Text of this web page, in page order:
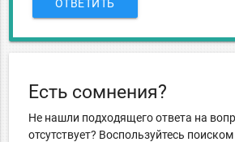
ОТВЕТИТЬ
Есть сомнения?
Не нашли подходящего ответа на
отсутствует? Воспользуйтесь